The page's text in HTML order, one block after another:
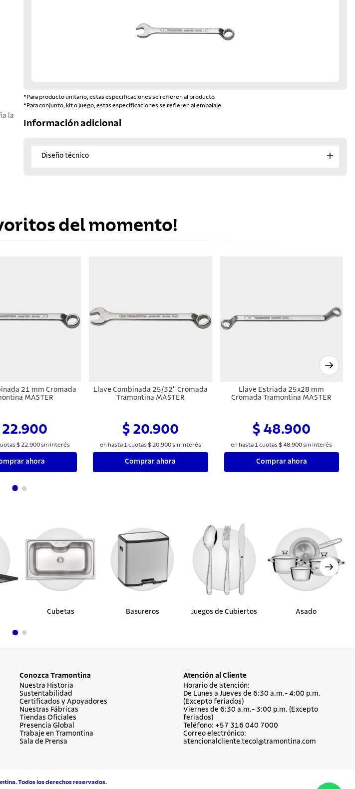
la
*Para producto unitario, estas especificaciones se refieren al producto.
*Para conjunto, kit o juego, estas especificaciones se refieren al embalaje.
Información adicional
Diseño técnico
del momento!
21 mm Cromada
MASTER
22.900
$ 22.900sin interés
ahora
Llave Combinada 25/32'' Cromada
Tramontina MASTER
$ 20.900
en hasta 1 cuotas $ 20.900sin interés
Comprar ahora
Llave Estriada 25x28 mm
Cromada Tramontina MASTER
$ 48.900
en hasta 1 cuotas $48.900sin interés
Comprar ahora
Cubetas Basureros Juegos de Cubiertos Asado
Conozca Tramontina
Nuestra Historia
Sustentabilidad
Certificados y Apoyadores
Nuestras Fábricas
Tiendas Oficiales
Presencia Global
Trabaje en Tramontina
Sala de Prensa
Atención al Cliente
Horario de atención:
De Lunes a Jueves de 6:30 a.m.- 4:00 p.m.
(Excepto feriados)
Viernes de 6:30 a.m.- 3:00 p.m. (Excepto
feriados)
Teléfono: +57 316 040 7000
Correo electrónico:
atencionalcliente.tecol@tramontina.com
Todos los derechos reservados.